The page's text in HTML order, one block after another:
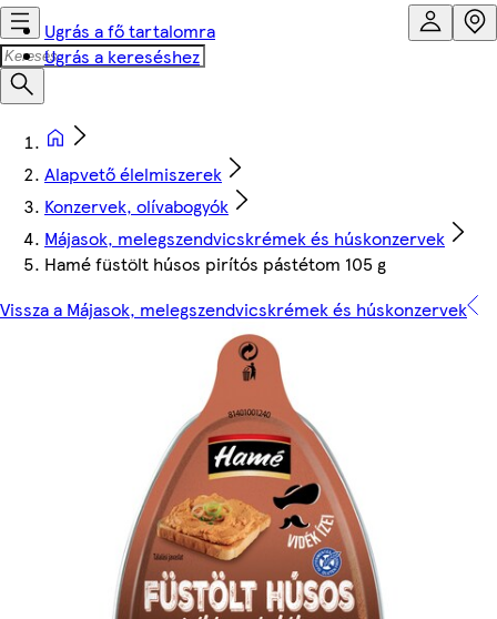
Ugrás a fő tartalomra
Ugrás a kereséshez
Alapvető élelmiszerek
Konzervek, olívabogyók
Májasok, melegszendvicskrémek és húskonzervek
Hamé füstölt húsos pirítós pástétom 105 g
Vissza a Májasok, melegszendvicskrémek és húskonzervek